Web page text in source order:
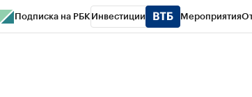
Подписка на РБК Инвестиции Мероприятия